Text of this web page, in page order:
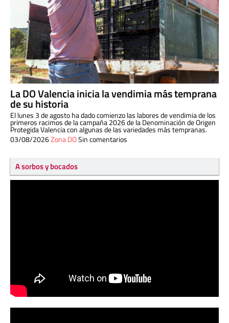
La DO Valencia inicia la vendimia más temprana
de su historia
El lunes 3 de agosto ha dado comienzo las labores de vendimia de los
primeros racimos de la campaña 2026 de la Denominación de Origen
Protegida Valencia con algunas de las variedades más tempranas.
03/08/2026Zona DOSin comentarios
A sorbos y bocados